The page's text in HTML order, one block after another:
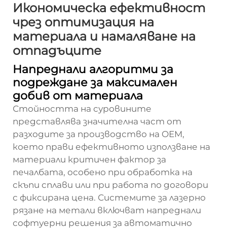
Икономическа ефективност
чрез оптимизация на
материала и намаляване на
отпадъците
Напреднали алгоритми за
подреждане за максимален
добив от материала
Стойността на суровините
представлява значителна част от
разходите за производство на OEM,
което прави ефективното използване на
материали критичен фактор за
печалбата, особено при обработка на
скъпи сплави или при работа по договори
с фиксирана цена. Системите за лазерно
рязане на метали включват напреднали
софтуерни решения за автоматично